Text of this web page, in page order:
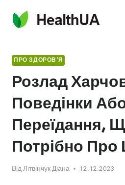
вмісту
ПРО ЗДОРОВ'Я
Розлад
Поведінки
Переїдання,
Потрібно Про
ВідЛітвінчук Діана 12.12.2023